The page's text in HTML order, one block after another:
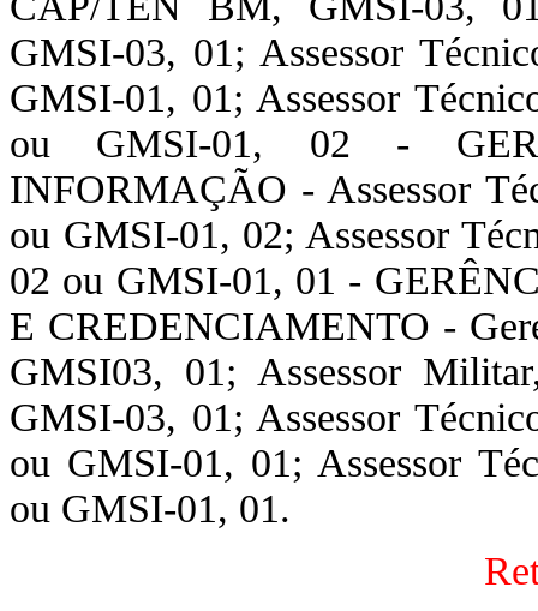
GMSI-03, 01; Assessor
GMSI-01, 01; Assessor
ou GMSI-01, 02 -
INFORMAÇÃO - Assessor
ou GMSI-01, 02; Assessor
02 ou GMSI-01, 01 -
E CREDENCIAMENTO -
GMSI03, 01; Assessor
GMSI-03, 01; Assessor
ou GMSI-01, 01; Assessor
ou GMSI-01, 01.